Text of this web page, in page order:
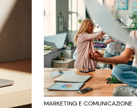
MARKETING E COMUNICAZIONE